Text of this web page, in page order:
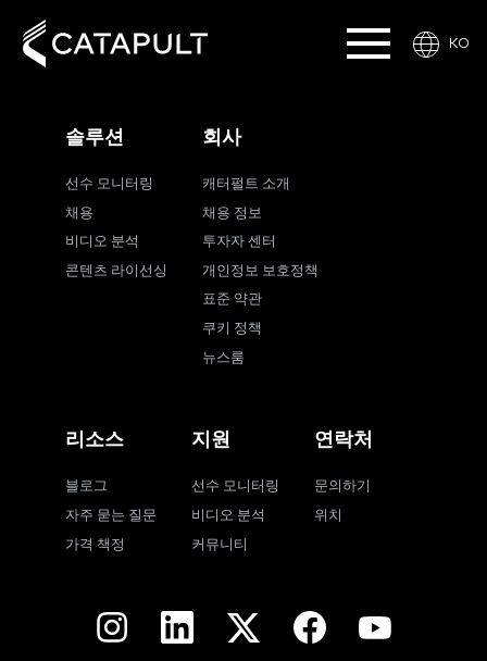
KO
솔루션
선수 모니터링
채용
비디오 분석
콘텐츠 라이선싱
회사
캐터펄트 소개
채용 정보
투자자 센터
개인정보 보호정책
표준 약관
쿠키 정책
뉴스룸
리소스
블로그
자주 묻는 질문
가격 책정
지원
선수 모니터링
비디오 분석
커뮤니티
연락처
문의하기
위치